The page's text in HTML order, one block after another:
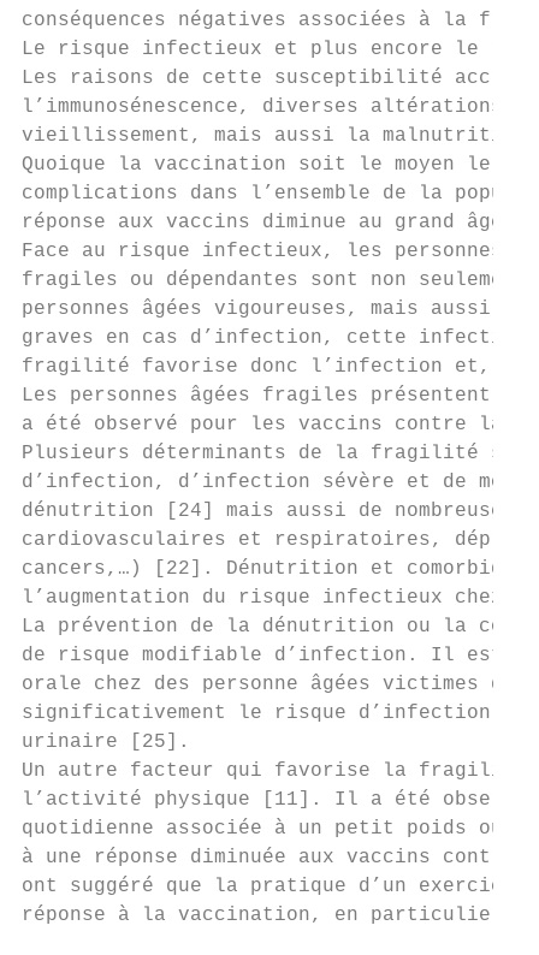
conséquences négatives associées à la
Le risque infectieux et plus encore le
Les raisons de cette susceptibilité accrue
l’immunosénescence, diverses altérations
vieillissement, mais aussi la malnutrition
Quoique la vaccination soit le moyen le
complications dans l’ensemble de la
réponse aux vaccins diminue au grand âge
Face au risque infectieux, les personnes
fragiles ou dépendantes sont non
personnes âgées vigoureuses, mais aussi
graves en cas d’infection, cette infection
fragilité favorise donc l’infection et,
Les personnes âgées fragiles présentent
a été observé pour les vaccins contre la
Plusieurs déterminants de la fragilité sont
d’infection, d’infection sévère et de
dénutrition [24] mais aussi de nombreuses
cardiovasculaires et respiratoires,
cancers,…) [22]. Dénutrition et
l’augmentation du risque infectieux chez
La prévention de la dénutrition ou la
de risque modifiable d’infection. Il est
orale chez des personne âgées victimes
significativement le risque d’infection
urinaire [25].
Un autre facteur qui favorise la
l’activité physique [11]. Il a été observé
quotidienne associée à un petit poids ou
à une réponse diminuée aux vaccins
ont suggéré que la pratique d’un
réponse à la vaccination, en particulier